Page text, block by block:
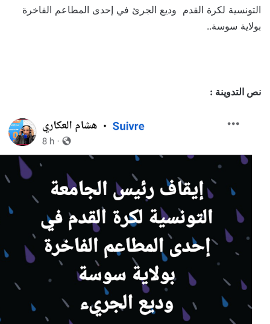
التونسية لكرة القدم وديع الجرئ في إحدى المطاعم الفاخرة
بولاية سوسة..
نص التدوينة :